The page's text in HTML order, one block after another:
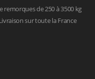
de 250 à 3500 kg
sur toute la France